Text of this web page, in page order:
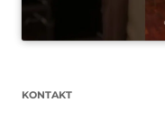
KONTAKT